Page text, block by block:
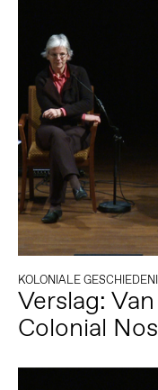
KOLONIALE
Verslag:
Colonial